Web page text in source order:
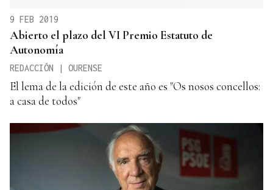
9 FEB 2019
Abierto el plazo del VI Premio Estatuto de
Autonomía
REDACCIÓN | OURENSE
El lema de la edición de este año es "Os nosos concellos:
a casa de todos"